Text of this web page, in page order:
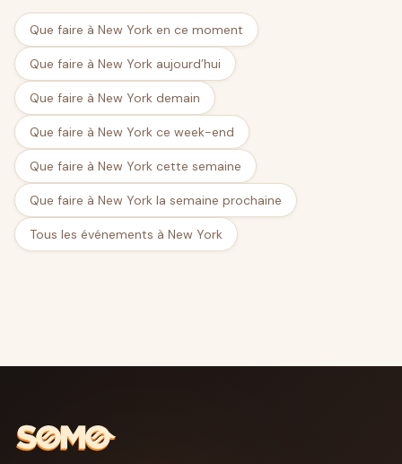
Que faire à New York en ce moment
Que faire à New York aujourd’hui
Que faire à New York demain
Que faire à New York ce week-end
Que faire à New York cette semaine
Que faire à New York la semaine prochaine
Tous les événements à New York